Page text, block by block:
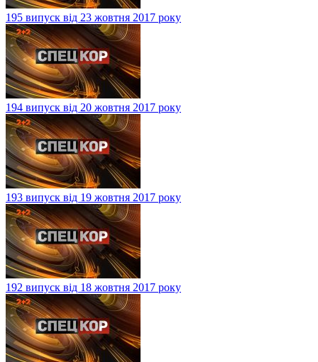
195 випуск від 23 жовтня 2017 року
194 випуск від 20 жовтня 2017 року
193 випуск від 19 жовтня 2017 року
192 випуск від 18 жовтня 2017 року